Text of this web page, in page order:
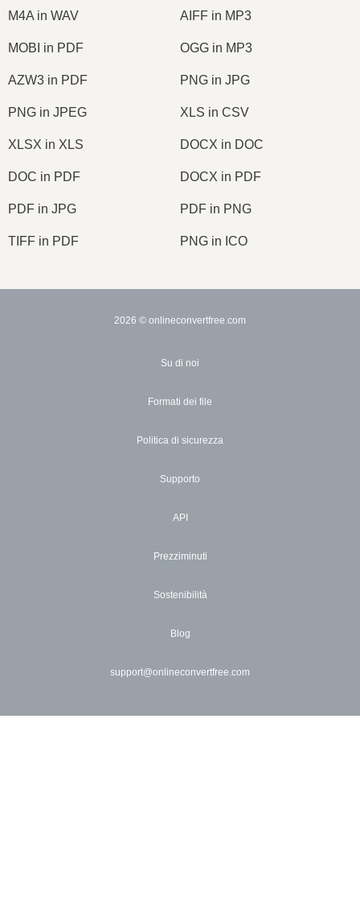
M4A in WAV AIFF in MP3
MOBI in PDF OGG in MP3
AZW3 in PDF PNG in JPG
PNG in JPEG XLS in CSV
XLSX in XLS DOCX in DOC
DOC in PDF DOCX in PDF
PDF in JPG PDF in PNG
TIFF in PDF PNG in ICO
2026 © onlineconvertfree.com
Su di noi
Formati dei file
Politica di sicurezza
Supporto
API
Prezziminuti
Sostenibilità
Blog
support@onlineconvertfree.com